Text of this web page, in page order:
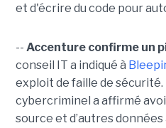
et d'écrire du code pour
-- Accenture confirme un
conseil IT a indiqué à
exploit de faille de sécurité.
cybercriminel a affirmé
source et d’autres